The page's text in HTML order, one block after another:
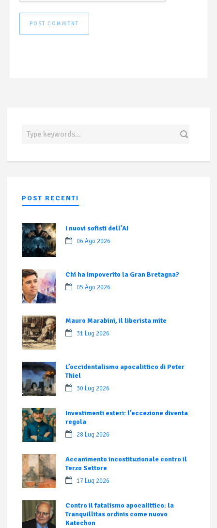
POST RECENTI
I nuovi sofisti dell’AI
06 Ago 2026
Chi ha impoverito la Gran Bretagna?
05 Ago 2026
Mauro Marabini, il liberista mite
31 Lug 2026
L’occidentalismo apocalittico di Peter
Thiel
30 Lug 2026
Investimenti esteri: l’eccezione diventa
regola
28 Lug 2026
Accanimento incostituzionale contro il
Terzo Settore
17 Lug 2026
Contro il fatalismo apocalittico: la
Tranquillitas ordinis come nuovo
Katechon